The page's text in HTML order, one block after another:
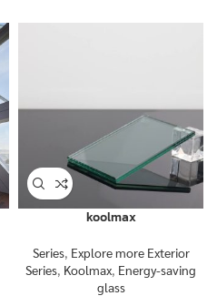
koolmax
Series, Explore more Exterior
Series, Koolmax, Energy-saving
glass